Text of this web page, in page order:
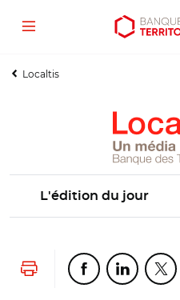
Aller
contenu
Aller
menu
Ouvrir
outils
Menu
Localtis
L'édition du jour
Lancer l'impression
Partager cette
Partager